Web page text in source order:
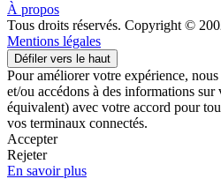
À propos
Tous droits réservés. Copyright ©
Mentions légales
Défiler vers le haut
Pour améliorer votre expérience,
et/ou accédons à des informations
équivalent) avec votre accord pour
vos terminaux connectés.
Accepter
Rejeter
En savoir plus